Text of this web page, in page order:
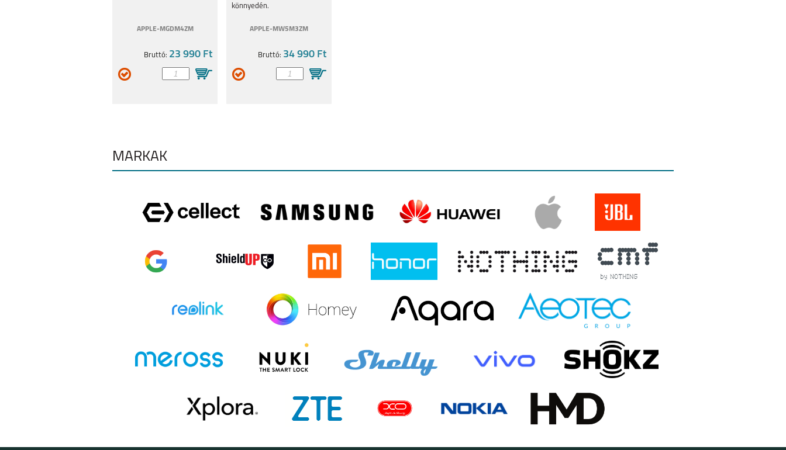
APPLE-MGDM4ZM
Bruttó: 23 990 Ft
könnyedén.
APPLE-MW5M3ZM
Bruttó: 34 990 Ft
MÁRKÁK